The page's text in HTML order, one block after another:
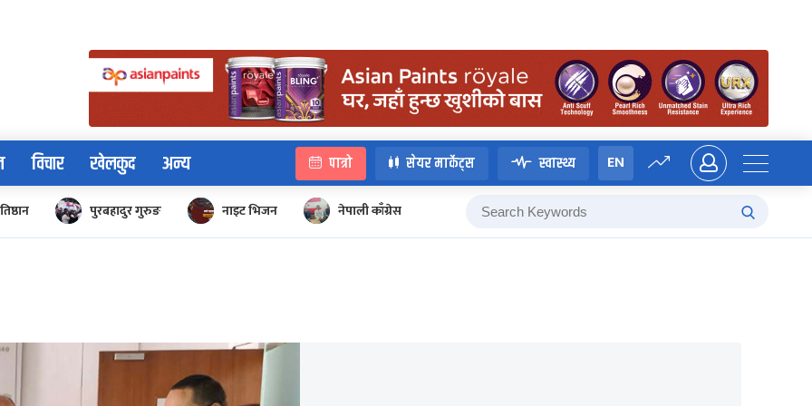
विचार खेलकुद अन्य पात्रो सेयर मार्केट्स स्वास्थ्य EN
पुरबहादुर गुरुङ नाइट भिजन नेपाली काँग्रेस